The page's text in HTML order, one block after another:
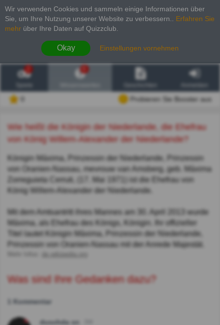
Wir verwenden Cookies und sammeln einige Informationen über
Sie, um Ihre Nutzung unserer Website zu verbessern.
Erfahren Sie
mehr über Ihre Daten auf Quizzclub.
Okay Einstellungen vornehmen
2
Probieren Sie Booster aus
Wie heißt die Königin der Niederlande, die Ehefrau
von König Willem-Alexander der Niederlande?
Königin Máxima, Prinzessin der Niederlande, Prinzessin
von Oranien-Nassau, mevrouw van Amsberg, geb. Máxima
Zorreguieta Cerruti, (17. Mai 1971) ist die Ehefrau von
König Willem-Alexander der Niederlande.
Mit dem Amtsantritt ihres Mannes am 30. April 2013 wurde
Máxima, als Ehefrau des Königs, Königin. Ihr offizieller
Titel lautet Königin Máxima, Prinzessin der Niederlande,
Prinzessin von Oranien-Nassau mit der Anrede Majestät.
Was sind Ihre Gedanken dazu?
1 Kommentar
duschda sn